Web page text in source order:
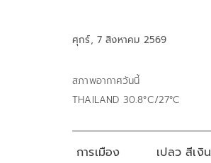
ศุกร์, 7 สิงหาคม 2569
สภาพอากาศวันนี้
THAILAND 30.8°C/27°C
การเมือง เปลว สีเงิน